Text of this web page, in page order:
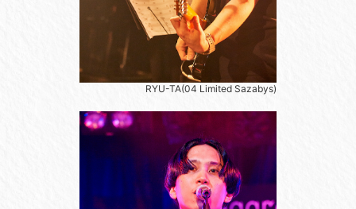
RYU-TA(04 Limited Sazabys)